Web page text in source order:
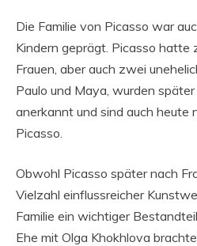
Die Familie von Picasso war
Kindern geprägt. Picasso hatte
Frauen, aber auch zwei
Paulo und Maya, wurden
anerkannt und sind auch heute
Picasso.
Obwohl Picasso später nach
Vielzahl einflussreicher
Familie ein wichtiger
Ehe mit Olga Khokhlova